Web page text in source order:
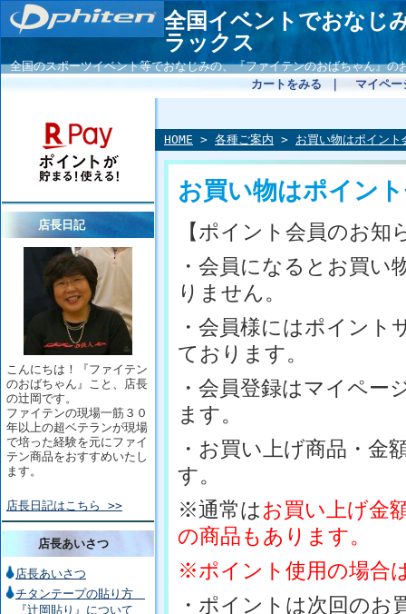
全国イベントでおな
ラックス
全国のスポーツイベント等でおなじみの、『ファイテンのおばちゃん』の
カートをみる
マイペー
店長日記
こんにちは！『ファイテン
のおばちゃん』こと、店長
の辻岡です。
ファイテンの現場一筋３０
年以上の超ベテランが現場
で培った経験を元にファイ
テン商品をおすすめいたし
ます。
店長日記はこちら >>
店長あいさつ
店長あいさつ
チタンテープの貼り方
『辻岡貼り』について
HOME > 各種ご案内 > お買い物はポイント
お買い物はポイン
【ポイント会員のお知
・会員になるとお買い
りません。
・会員様にはポイント
ております。
・会員登録はマイペ
ます。
・お買い上げ商品・金
す。
※通常はお買い上げ金
の商品もあります。
※ポイント使用の場合
・ポイントは次回の